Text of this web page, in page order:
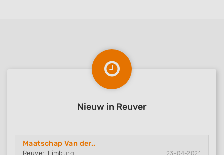
Nieuw in Reuver
Maatschap Van der..
Reuver, Limburg 23-04-2021